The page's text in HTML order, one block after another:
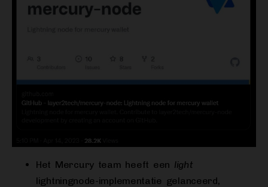
Het Mercury team heeft een light
lightningnode-implementatie gelanceerd,